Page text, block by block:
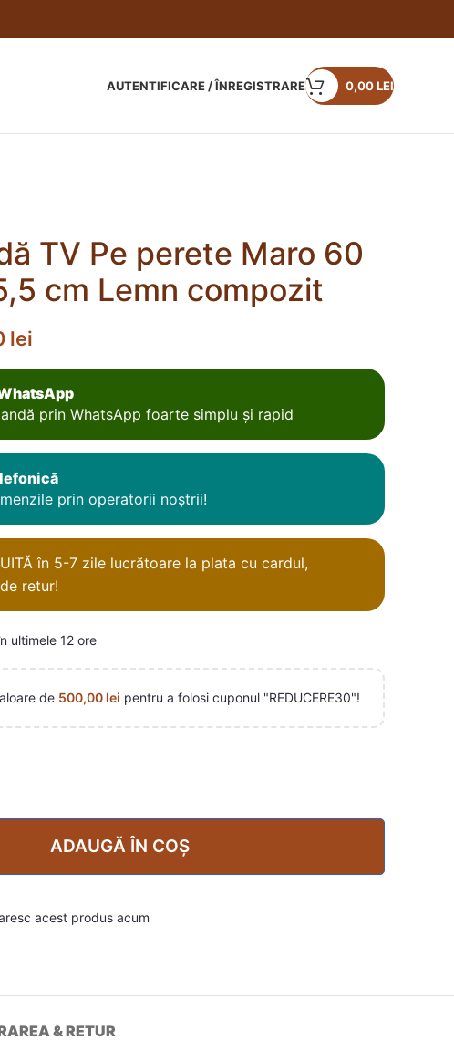
AUTENTIFICARE / ÎNREGISTRARE 0,00LEI
TV Pe perete Maro 60
cm Lemn compozit
lei
prin WhatsApp foarte simplu și rapid
prin operatorii noștrii!
în 5-7 zile lucrătoare la plata cu cardul,
retur!
ultimele 12 ore
de 500,00 lei pentru a folosi cuponul "REDUCERE30"!
ADAUGĂ ÎN COȘ
acest produs acum
& RETUR